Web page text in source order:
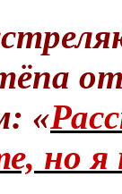
«
но я